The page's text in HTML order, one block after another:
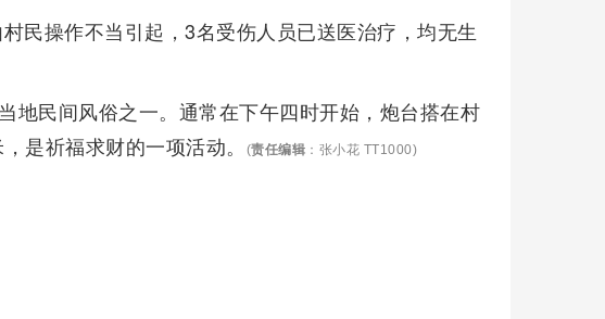
民操作不当引起，3名受伤人员已送医治疗，均无生
地民间风俗之一。通常在下午四时开始，炮台搭在村
是祈福求财的一项活动。
(责任编辑 ：张小花 TT1000)